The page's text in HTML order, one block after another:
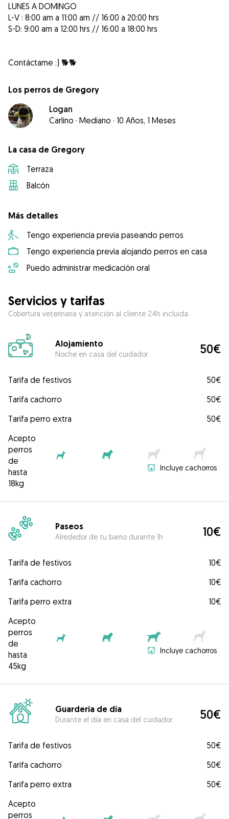
LUNES A DOMINGO
L-V : 8:00 am a 11:00 am // 16:00 a 20:00 hrs
S-D: 9:00 am a 12:00 hrs // 16:00 a 18:00 hrs
Los perros de Gregory
Logan
Carlino · Mediano · 10 Años, 1 Meses
La casa de Gregory
Terraza
Balcón
Más detalles
Tengo experiencia previa paseando perros
Tengo experiencia previa alojando perros en casa
Puedo administrar medicación oral
Servicios y tarifas
Cobertura veterinaria y atención al cliente 24h incluida
Alojamiento
Noche en casa del cuidador 50€
Tarifa de festivos
50€
Tarifa cachorro
50€
Tarifa perro extra
50€
Acepto
perros
de
hasta
18kg
Incluye cachorros
Paseos
Alrededor de tu barrio durante 1h 10€
Tarifa de festivos
10€
Tarifa cachorro
10€
Tarifa perro extra
10€
Acepto
perros
de
hasta
45kg
Incluye cachorros
Guardería de día
Durante el día en casa del cuidador 50€
Tarifa de festivos
50€
Tarifa cachorro
50€
Tarifa perro extra
50€
Acepto
perros